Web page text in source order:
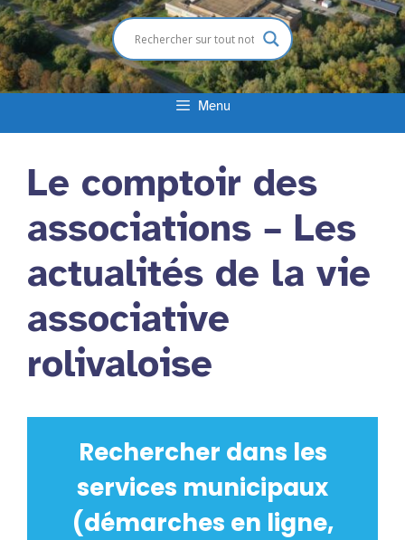
Menu
Le comptoir des
associations – Les
actualités de la vie
associative
rolivaloise
Rechercher dans les
services municipaux
(démarches en ligne,